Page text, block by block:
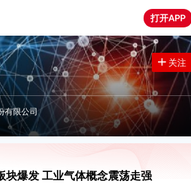
打开APP
关注
有限公司
块爆发 工业气体概念震荡走强